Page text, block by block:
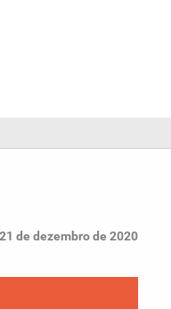
21 de dezembro de 2020